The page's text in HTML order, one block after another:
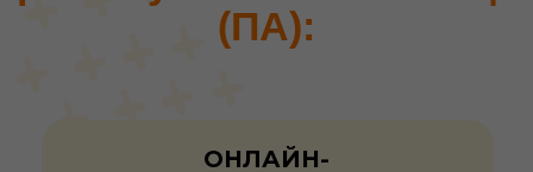
Играйте на тренажерах,
изучайте список тем и